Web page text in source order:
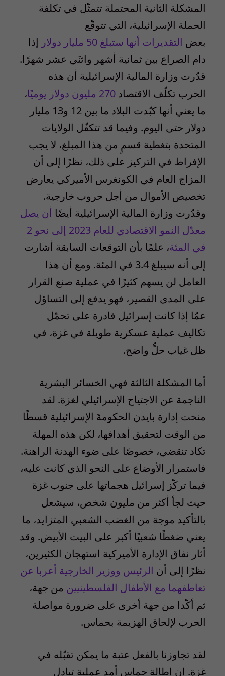
المشكلة الثانية المحتملة تتمثّل في تكلفة
الحملة الإسرائيلية، التي تتوقّع
بعض التقديرات أنها ستبلغ 50 مليار دولار إذا
دام الصراع بين ثمانية أشهر واثنَي عشر شهرًا.
قدّرت وزارة المالية الإسرائيلية أن هذه
الحرب تكلّف الاقتصاد 270 مليون دولار يوميًا،
ما يعني أنها كبّدت البلاد ما بين 12 و13 مليار
دولار حتى اليوم. وفيما قد تتكفّل الولايات
المتحدة بتغطية قسمٍ من هذا المبلغ، لا يجب
الإفراط في التركيز على ذلك، نظرًا إلى أن
المزاج العام في الكونغرس الأميركي يعارض
تخصيص الأموال من أجل حروب خارجية.
وقدّرت وزارة المالية الإسرائيلية أيضًا أن يصل
معدّل النمو الاقتصادي للعام 2023
إلى نحو 2
في المئة، علمًا بأن التوقعات السابقة أشارت
إلى أنه سيبلغ 3.4 في المئة. ومع أن هذا
العامل لن يسهم كثيرًا في عملية صنع القرار
على المدى القصير، فهو يدفع إلى التساؤل
عمّا إذا كانت إسرائيل قادرة على تحمّل
تكاليف عملية عسكرية طويلة في غزة، في
ظل غياب حلٍّ واضح.
أما المشكلة الثالثة فهي الخسائر البشرية
الناجمة عن الاجتياح الإسرائيلي لغزة. لقد
منحت إدارة بايدن الحكومةَ الإسرائيلية قسطًا
من الوقت لتحقيق أهدافها، لكن هذه المهلة
تكاد تنقضي، خصوصًا على ضوء الهدنة الراهنة.
فاستمرار الأوضاع على النحو الذي كانت عليه،
فيما تركّز إسرائيل هجماتها على جنوب غزة
حيث لجأ أكثر من مليون شخص، سيشعل
بالتأكيد موجة من الغضب الشعبي المتزايد، ما
يعني ضغطًا شعبيًا أكبر على البيت الأبيض. وقد
أثار نفاق الإدارة الأميركية استهجان الكثيرين،
نظرًا إلى أن الرئيس ووزير الخارجية أعربا عن
تعاطفهما مع الأطفال الفلسطينيين من جهة،
ثم أكّدا من جهة أخرى على ضرورة مواصلة
الحرب لإلحاق الهزيمة بحماس.
لقد تجاوزنا بالفعل عتبة ما يمكن تقبّله في
غزة. إن إطالة حماس أمد عملية تبادل